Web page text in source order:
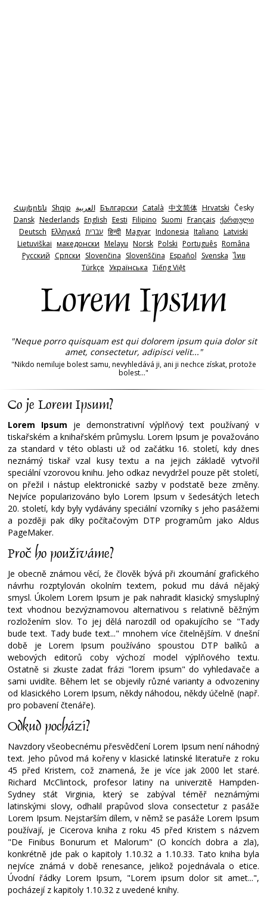
Հայերեն Shqip ‫العربية Български Català 中文简体 Hrvatski Česky
Dansk Nederlands English Eesti Filipino Suomi Français ქართული
Deutsch Ελληνικά ‫עברית हिन्दी Magyar Indonesia Italiano Latviski
Lietuviškai македонски Melayu Norsk Polski Português Româna
Pyccкий Српски Slovenčina Slovenščina Español Svenska ไทย
Türkçe Українська Tiếng Việt
Lorem Ipsum
"Neque porro quisquam est qui dolorem ipsum quia dolor sit
amet, consectetur, adipisci velit..."
"Nikdo nemiluje bolest samu, nevyhledává ji, ani ji nechce získat, protože
bolest..."
Co je Lorem Ipsum?
Lorem Ipsum je demonstrativní výplňový text používaný v
tiskařském a knihařském průmyslu. Lorem Ipsum je považováno
za standard v této oblasti už od začátku 16. století, kdy dnes
neznámý tiskař vzal kusy textu a na jejich základě vytvořil
speciální vzorovou knihu. Jeho odkaz nevydržel pouze pět století,
on přežil i nástup elektronické sazby v podstatě beze změny.
Nejvíce popularizováno bylo Lorem Ipsum v šedesátých letech
20. století, kdy byly vydávány speciální vzorníky s jeho pasážemi
a později pak díky počítačovým DTP programům jako Aldus
PageMaker.
Proč ho používáme?
Je obecně známou věcí, že člověk bývá při zkoumání grafického
návrhu rozptylován okolním textem, pokud mu dává nějaký
smysl. Úkolem Lorem Ipsum je pak nahradit klasický smysluplný
text vhodnou bezvýznamovou alternativou s relativně běžným
rozložením slov. To jej dělá narozdíl od opakujícího se "Tady
bude text. Tady bude text..." mnohem více čitelnějším. V dnešní
době je Lorem Ipsum používáno spoustou DTP balíků a
webových editorů coby výchozí model výplňového textu.
Ostatně si zkuste zadat frázi "lorem ipsum" do vyhledavače a
sami uvidíte. Během let se objevily různé varianty a odvozeniny
od klasického Lorem Ipsum, někdy náhodou, někdy účelně (např.
pro pobavení čtenáře).
Odkud pochází?
Navzdory všeobecnému přesvědčení Lorem Ipsum není náhodný
text. Jeho původ má kořeny v klasické latinské literatuře z roku
45 před Kristem, což znamená, že je více jak 2000 let staré.
Richard McClintock, profesor latiny na univerzitě Hampden-
Sydney stát Virginia, který se zabýval téměř neznámými
latinskými slovy, odhalil prapůvod slova consectetur z pasáže
Lorem Ipsum. Nejstarším dílem, v němž se pasáže Lorem Ipsum
používají, je Cicerova kniha z roku 45 před Kristem s názvem
"De Finibus Bonurum et Malorum" (O koncích dobra a zla),
konkrétně jde pak o kapitoly 1.10.32 a 1.10.33. Tato kniha byla
nejvíce známá v době renesance, jelikož pojednávala o etice.
Úvodní řádky Lorem Ipsum, "Lorem ipsum dolor sit amet...",
pocházejí z kapitoly 1.10.32 z uvedené knihy.